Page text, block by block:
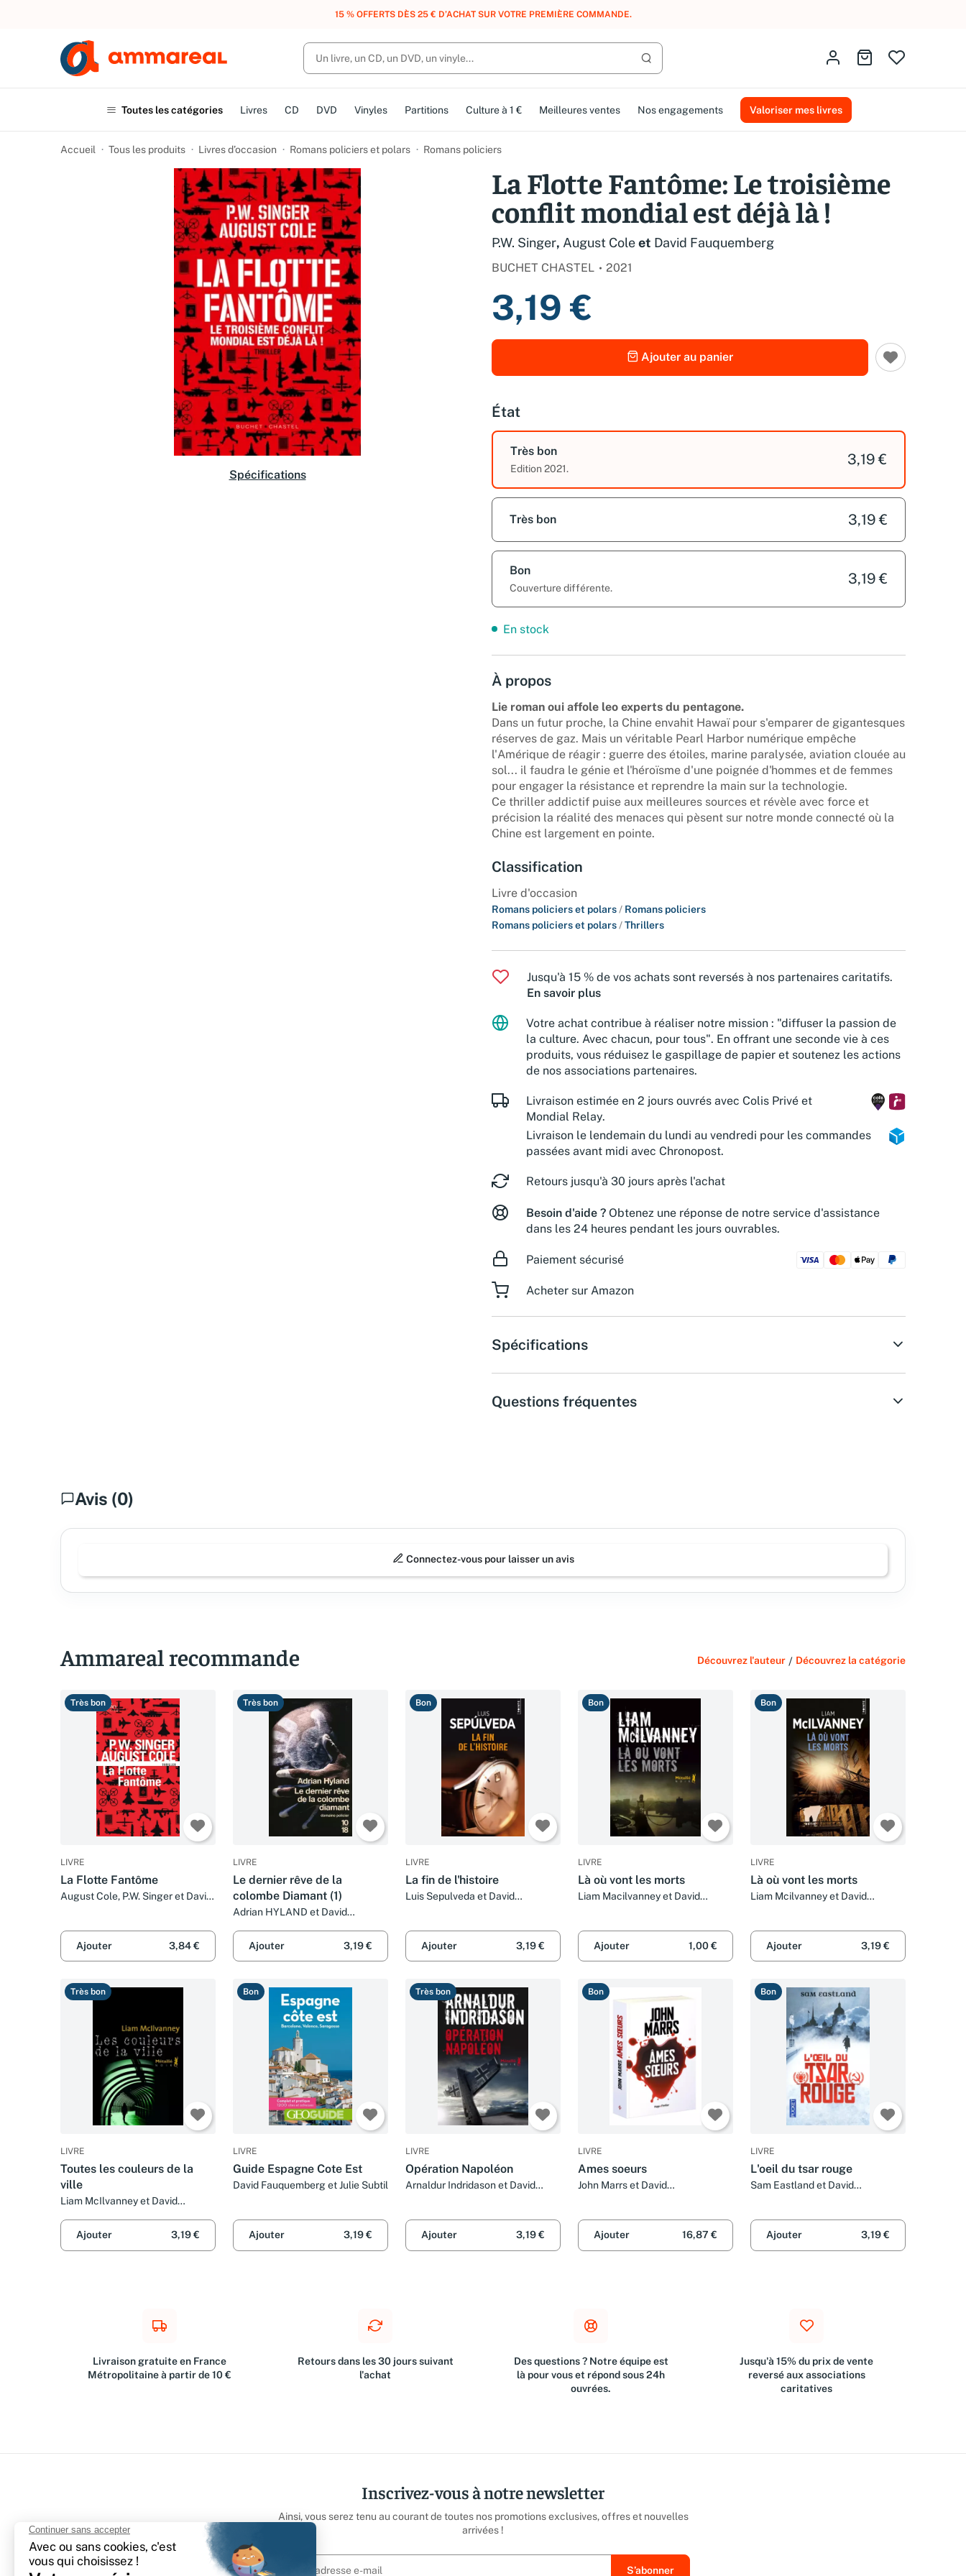
UN ACHAT, DES POINTS, DES RÉCOMPENSES :REJOIGNEZ GRATUITEMENT LE CLUB AMMAREAL.
Lancer la recherche
Identifiez-vousAller au panier
Toutes les catégories Livres CD DVD Vinyles Partitions Culture à 1 € Meilleures ventes Nos engagements Valoriser mes livres
Accueil Tous les produits Livres d’occasion Romans policiers et polars Romans policiers
Spécifications
La Flotte Fantôme: Le troisième
conflit mondial est déjà là !
P.W. Singer, August Coleet David Fauquemberg
BUCHET CHASTEL 2021
3,19 €
Ajouter au panier
État
Très bon
Edition 2021.
3,19 €
Très bon 3,19 €
Bon
Couverture différente.
3,19 €
En stock
À propos
Lie roman oui affole leo experts du pentagone.
Dans un futur proche, la Chine envahit Hawaï pour s'emparer de gigantesques
réserves de gaz. Mais un véritable Pearl Harbor numérique empêche
l'Amérique de réagir : guerre des étoiles, marine paralysée, aviation clouée au
sol... il faudra le génie et l'héroïsme d'une poignée d'hommes et de femmes
pour engager la résistance et reprendre la main sur la technologie.
Ce thriller addictif puise aux meilleures sources et révèle avec force et
précision la réalité des menaces qui pèsent sur notre monde connecté où la
Chine est largement en pointe.
Classification
Livre d'occasion
Romans policiers et polars / Romans policiers
Romans policiers et polars /Thrillers
Jusqu'à 15 % de vos achats sont reversés à nos partenaires caritatifs.
En savoir plus
Votre achat contribue à réaliser notre mission : "diffuser la passion de
la culture. Avec chacun, pour tous". En offrant une seconde vie à ces
produits, vous réduisez le gaspillage de papier et soutenez les actions
de nos associations partenaires.
Livraison estimée en 2 jours ouvrés avec Colis Privé et
Mondial Relay.
Livraison le lendemain du lundi au vendredi pour les commandes
passées avant midi avec Chronopost.
Retours jusqu'à 30 jours après l'achat
Besoin d'aide ? Obtenez une réponse de notre service d'assistance
dans les 24 heures pendant les jours ouvrables.
Paiement sécurisé
Acheter sur Amazon
Spécifications
Questions fréquentes
Avis (0)
Connectez-vous pour laisser un avis
Ammareal recommande Découvrez l'auteur / Découvrez la catégorie
Très bon
LIVRE
La Flotte Fantôme
August Cole, P.W. Singer et David
Ajouter 3,84 €
Très bon
LIVRE
Le dernier rêve de la
colombe Diamant (1)
Adrian HYLAND et David
Ajouter
3,19 €
Bon
LIVRE
La fin de l'histoire
Luis Sepulveda et David
Ajouter 3,19 €
Bon
LIVRE
Là où vont les morts
Liam Macilvanney et David
Ajouter 1,00 €
Bon
LIVRE
Là où vont les morts
Liam Mcilvanney et David
Ajouter 3,19 €
Très bon
LIVRE
Toutes les couleurs de la
ville
Liam McIlvanney et David
Ajouter
3,19 €
Bon
LIVRE
Guide Espagne Cote Est
David Fauquemberg et Julie Subtil
Ajouter 3,19 €
Très bon
LIVRE
Opération Napoléon
Arnaldur Indridason et David
Ajouter 3,19 €
Bon
LIVRE
Ames soeurs
John Marrs et David
Ajouter 16,87 €
Bon
LIVRE
L'oeil du tsar rouge
Sam Eastland et David
Ajouter 3,19 €
Livraison gratuite en France
Métropolitaine à partir de 10 €
Retours dans les 30 jours suivant
l'achat
Des questions ? Notre équipe est
là pour vous et répond sous 24h
ouvrées.
Jusqu'à 15% du prix de vente
reversé aux associations
caritatives
Inscrivez-vous à notre newsletter
Ainsi, vous serez tenu au courant de toutes nos promotions exclusives, offres et nouvelles
arrivées !